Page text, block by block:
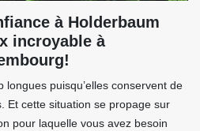
à Holderbaum
incroyable à
longues puisqu’elles conservent de
Et cette situation se propage sur
pour laquelle vous avez besoin